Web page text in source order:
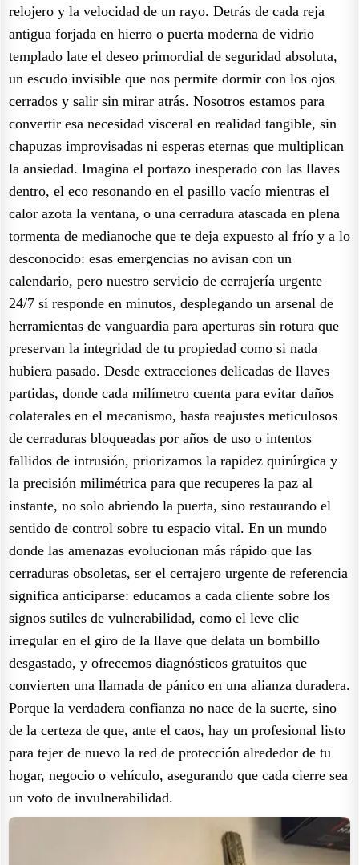
relojero y la velocidad de un rayo. Detrás de cada reja
antigua forjada en hierro o puerta moderna de vidrio
templado late el deseo primordial de seguridad absoluta,
un escudo invisible que nos permite dormir con los ojos
cerrados y salir sin mirar atrás. Nosotros estamos para
convertir esa necesidad visceral en realidad tangible, sin
chapuzas improvisadas ni esperas eternas que multiplican
la ansiedad. Imagina el portazo inesperado con las llaves
dentro, el eco resonando en el pasillo vacío mientras el
calor azota la ventana, o una cerradura atascada en plena
tormenta de medianoche que te deja expuesto al frío y a lo
desconocido: esas emergencias no avisan con un
calendario, pero nuestro servicio de cerrajería urgente
24/7 sí responde en minutos, desplegando un arsenal de
herramientas de vanguardia para aperturas sin rotura que
preservan la integridad de tu propiedad como si nada
hubiera pasado. Desde extracciones delicadas de llaves
partidas, donde cada milímetro cuenta para evitar daños
colaterales en el mecanismo, hasta reajustes meticulosos
de cerraduras bloqueadas por años de uso o intentos
fallidos de intrusión, priorizamos la rapidez quirúrgica y
la precisión milimétrica para que recuperes la paz al
instante, no solo abriendo la puerta, sino restaurando el
sentido de control sobre tu espacio vital. En un mundo
donde las amenazas evolucionan más rápido que las
cerraduras obsoletas, ser el cerrajero urgente de referencia
significa anticiparse: educamos a cada cliente sobre los
signos sutiles de vulnerabilidad, como el leve clic
irregular en el giro de la llave que delata un bombillo
desgastado, y ofrecemos diagnósticos gratuitos que
convierten una llamada de pánico en una alianza duradera.
Porque la verdadera confianza no nace de la suerte, sino
de la certeza de que, ante el caos, hay un profesional listo
para tejer de nuevo la red de protección alrededor de tu
hogar, negocio o vehículo, asegurando que cada cierre sea
un voto de invulnerabilidad.